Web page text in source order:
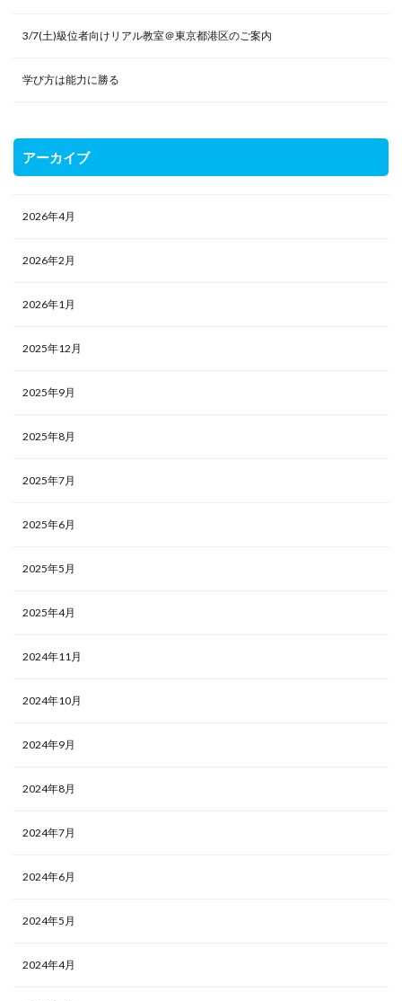
3/7(土)級位者向けリアル教室＠東京都港区のご案内
学び方は能力に勝る
アーカイブ
2026年4月
2026年2月
2026年1月
2025年12月
2025年9月
2025年8月
2025年7月
2025年6月
2025年5月
2025年4月
2024年11月
2024年10月
2024年9月
2024年8月
2024年7月
2024年6月
2024年5月
2024年4月